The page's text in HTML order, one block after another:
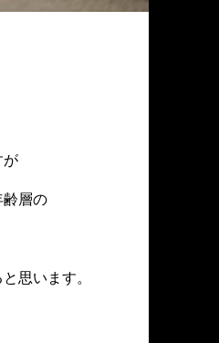
が
層の
思います。